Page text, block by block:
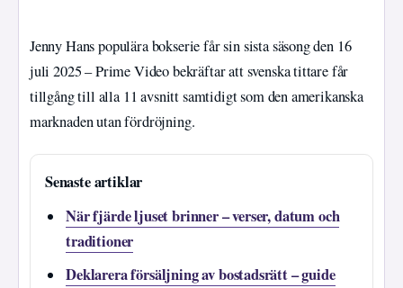
Jenny Hans populära bokserie får sin sista säsong den 16
juli 2025 – Prime Video bekräftar att svenska tittare får
tillgång till alla 11 avsnitt samtidigt som den amerikanska
marknaden utan fördröjning.
Senaste artiklar
När fjärde ljuset brinner – verser, datum och
traditioner
Deklarera försäljning av bostadsrätt – guide